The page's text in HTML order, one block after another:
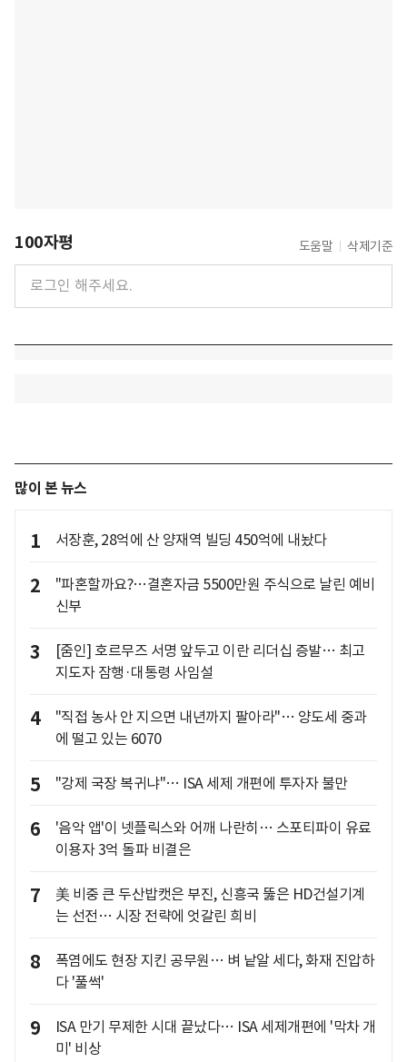
100자평 도움말 삭제기준
많이 본 뉴스
1 서장훈, 28억에 산 양재역 빌딩 450억에 내놨다
2
"파혼할까요?…결혼자금 5500만원 주식으로 날린 예비
신부
3
[줌인] 호르무즈 서명 앞두고 이란 리더십 증발… 최고
지도자 잠행·대통령 사임설
4
"직접 농사 안 지으면 내년까지 팔아라"… 양도세 중과
에 떨고 있는 6070
5 "강제 국장 복귀냐"… ISA 세제 개편에 투자자 불만
6
'음악 앱'이 넷플릭스와 어깨 나란히… 스포티파이 유료
이용자 3억 돌파 비결은
7
美 비중 큰 두산밥캣은 부진, 신흥국 뚫은 HD건설기계
는 선전… 시장 전략에 엇갈린 희비
8
폭염에도 현장 지킨 공무원… 벼 낱알 세다, 화재 진압하
다 '풀썩'
9
ISA 만기 무제한 시대 끝났다… ISA 세제개편에 '막차 개
미' 비상